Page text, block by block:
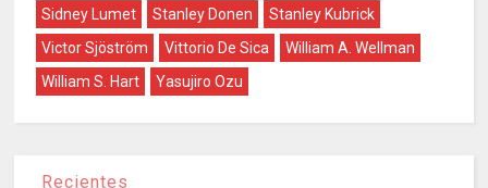
Sidney Lumet
Stanley Donen
Stanley Kubrick
Victor Sjöström
Vittorio De Sica
William A. Wellman
William S. Hart
Yasujiro Ozu
Recientes